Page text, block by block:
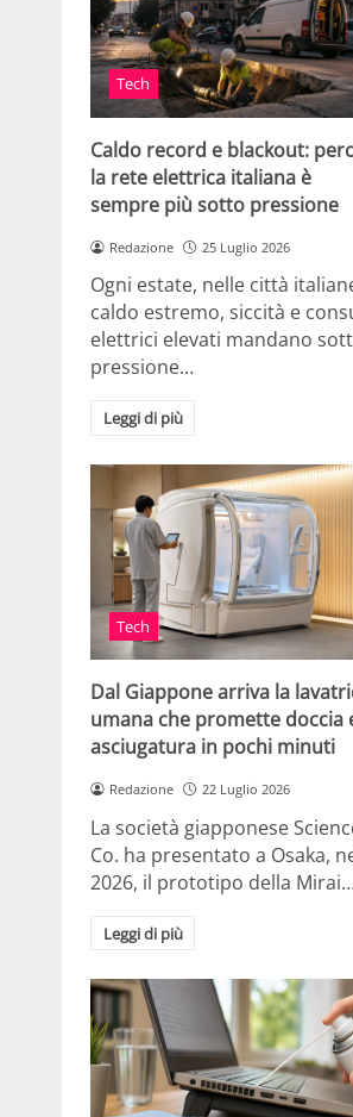
Tech
Caldo record e blackout:
la rete elettrica italiana è
sempre più sotto pressione
Redazione 25 Luglio 2026
Ogni estate, nelle città
caldo estremo, siccità e
elettrici elevati mandano
pressione…
Leggi di più
Tech
Dal Giappone arriva la
umana che promette doccia
asciugatura in pochi minuti
Redazione 22 Luglio 2026
La società giapponese
Co. ha presentato a Osaka,
2026, il prototipo della
Leggi di più